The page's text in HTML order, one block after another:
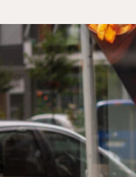
Je kunt eenmalig of
onze website. Ga
kies het thema of
bijdragen. Periodiek